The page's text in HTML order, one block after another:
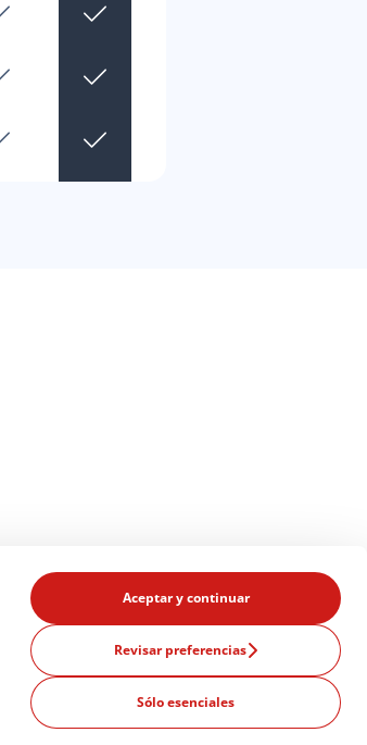
Cambiar de
España
Aceptar y continuar
Revisar preferencias
Sólo esenciales